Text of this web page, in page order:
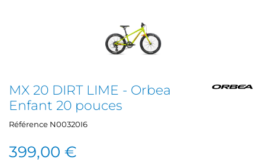
MX 20 DIRT LIME - Orbea
Enfant 20 pouces
Référence N00320I6
399,00 €